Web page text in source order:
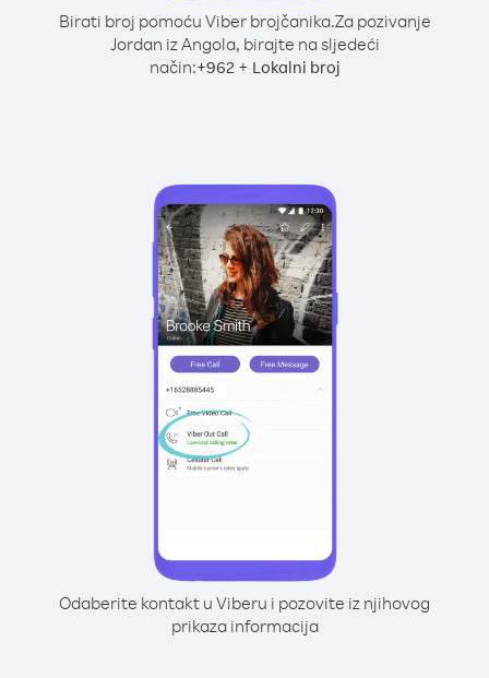
Birati broj pomoću Viber brojčanika.Za pozivanje
Jordan iz Angola, birajte na sljedeći
način:+962+ Lokalni broj
Odaberite kontakt u Viberu i pozovite iz njihovog
prikaza informacija